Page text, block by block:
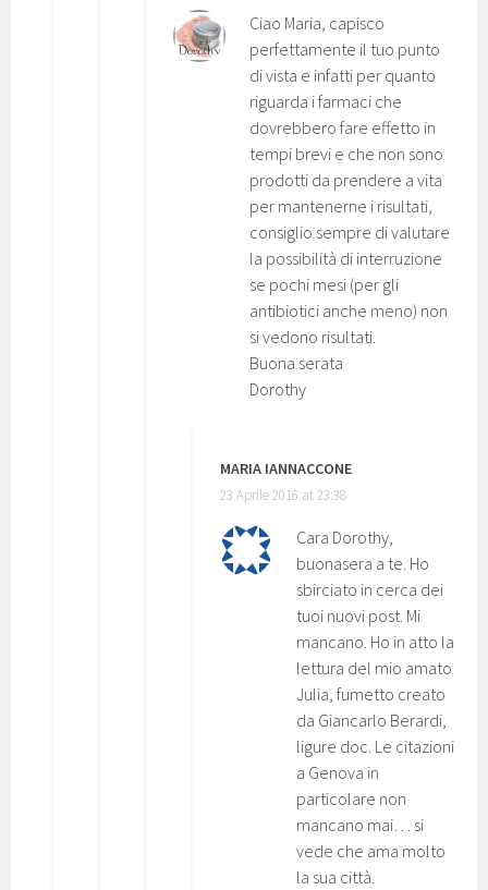
Ciao Maria, capisco
perfettamente il tuo punto
di vista e infatti per quanto
riguarda i farmaci che
dovrebbero fare effetto in
tempi brevi e che non sono
prodotti da prendere a vita
per mantenerne i risultati,
consiglio sempre di valutare
la possibilità di interruzione
se pochi mesi (per gli
antibiotici anche meno) non
si vedono risultati.
Buona serata
Dorothy
MARIA IANNACCONE
23 Aprile 2016 at 23:38
Cara Dorothy,
buonasera a te. Ho
sbirciato in cerca dei
tuoi nuovi post. Mi
mancano. Ho in atto la
lettura del mio amato
Julia, fumetto creato
da Giancarlo Berardi,
ligure doc. Le citazioni
a Genova in
particolare non
mancano mai… si
vede che ama molto
la sua città.